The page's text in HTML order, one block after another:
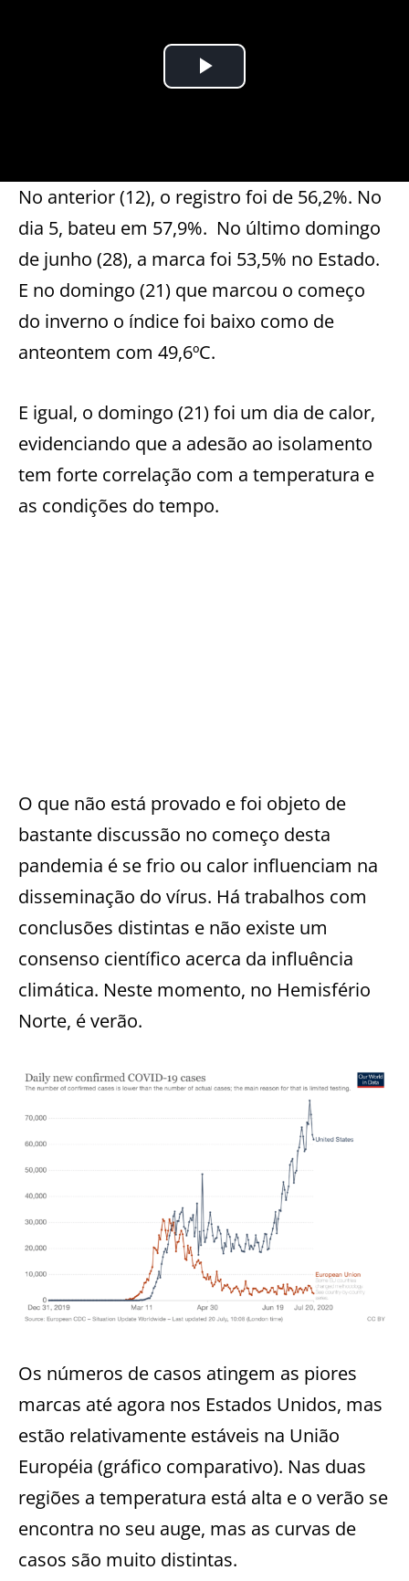
No anterior (12), o registro foi de 56,2%. No
dia 5, bateu em 57,9%. No último domingo
de junho (28), a marca foi 53,5% no Estado.
E no domingo (21) que marcou o começo
do inverno o índice foi baixo como de
anteontem com 49,6ºC.
E igual, o domingo (21) foi um dia de calor,
evidenciando que a adesão ao isolamento
tem forte correlação com a temperatura e
as condições do tempo.
O que não está provado e foi objeto de
bastante discussão no começo desta
pandemia é se frio ou calor influenciam na
disseminação do vírus. Há trabalhos com
conclusões distintas e não existe um
consenso científico acerca da influência
climática. Neste momento, no Hemisfério
Norte, é verão.
Os números de casos atingem as piores
marcas até agora nos Estados Unidos, mas
estão relativamente estáveis na União
Européia (gráfico comparativo). Nas duas
regiões a temperatura está alta e o verão se
encontra no seu auge, mas as curvas de
casos são muito distintas.